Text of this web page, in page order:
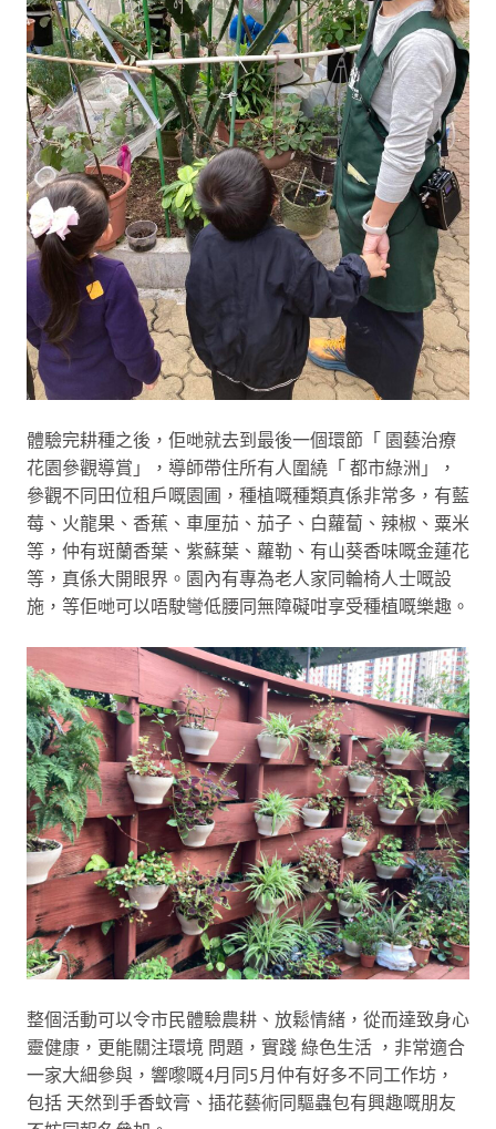
體驗完耕種之後，佢哋就去到最後一個環節「 園藝治療
花園參觀導賞」，導師帶住所有人圍繞「 都市綠洲」，
參觀不同田位租戶嘅園圃，種植嘅種類真係非常多，有藍
莓、火龍果、香蕉、車厘茄、茄子、白蘿蔔、辣椒、粟米
等，仲有斑蘭香葉、紫蘇葉、蘿勒、有山葵香味嘅金蓮花
等，真係大開眼界。園內有專為老人家同輪椅人士嘅設
施，等佢哋可以唔駛彎低腰同無障礙咁享受種植嘅樂趣。
整個活動可以令市民體驗農耕、放鬆情緒，從而達致身心
靈健康，更能關注環境 問題，實踐 綠色生活 ，非常適合
一家大細參與，響嚟嘅4月同5月仲有好多不同工作坊，
包括 天然到手香蚊膏、插花藝術同驅蟲包有興趣嘅朋友